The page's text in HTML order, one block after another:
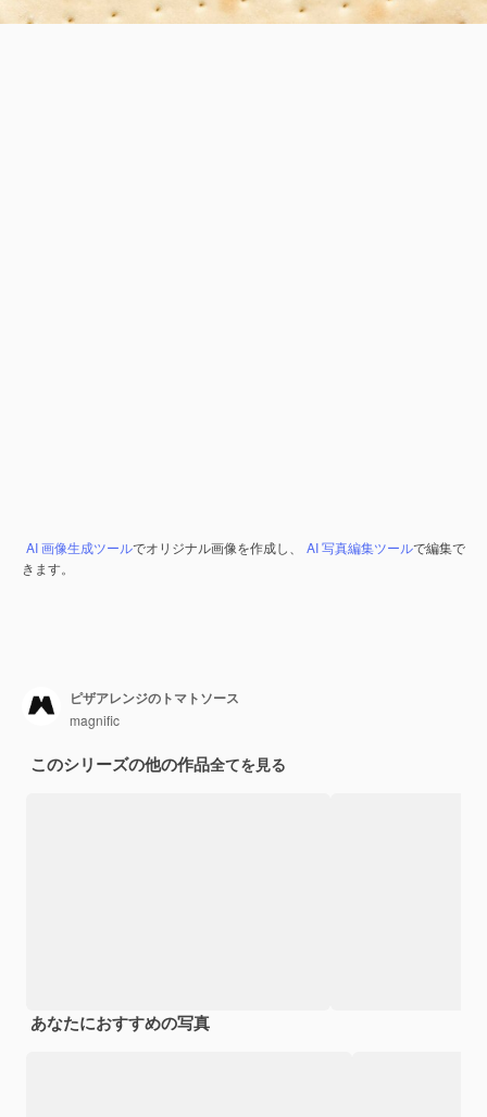
AI 画像生成ツールでオリジナル画像を作成し、 AI 写真編集ツールで編集で
きます。
ピザアレンジのトマトソース
magnific
このシリーズの他の作品全てを見る
あなたにおすすめの写真